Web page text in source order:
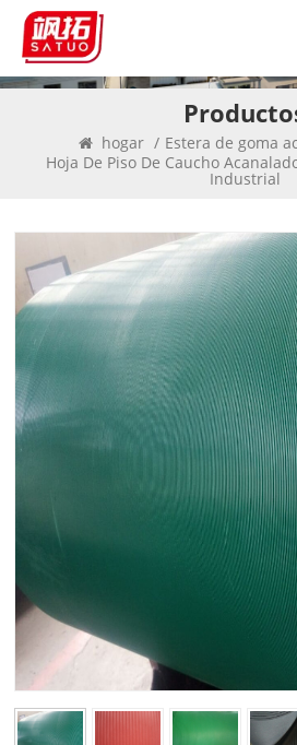
hogar / Estera de goma
Hoja De Piso De Caucho
Industrial